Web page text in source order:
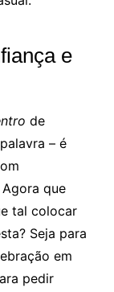
e
de
– é
que
tal colocar
Seja para
em
pedir